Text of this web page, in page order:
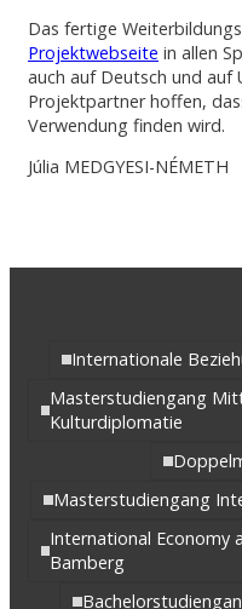
Das fertige
Projektwebseite in allen
auch auf Deutsch und auf
Projektpartner hoffen,
Verwendung finden wird.
Júlia MEDGYESI-NÉMETH
Internationale
Masterstudiengang
Kulturdiplomatie
Masterstudiengang
International Economy
Bamberg